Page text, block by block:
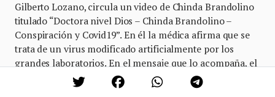
Gilberto Lozano, circula un video de Chinda Brandolino
titulado “Doctora nivel Dios – Chinda Brandolino –
Conspiración y Covid19”. En él la médica afirma que se
trata de un virus modificado artificialmente por los
grandes laboratorios. En el mensaje que lo acompaña, el
dirigente barrial dice: